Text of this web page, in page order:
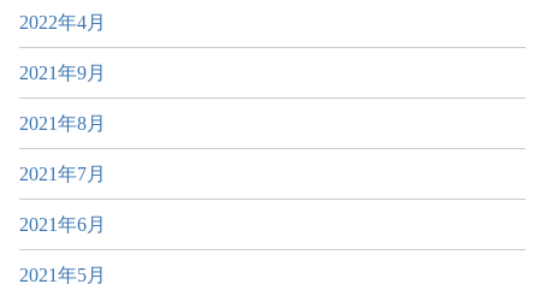
2022年4月
2021年9月
2021年8月
2021年7月
2021年6月
2021年5月